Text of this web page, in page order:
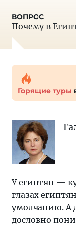
Почему в
Горящие туры
У египтян —
глазах
умолчанию. А
дословно